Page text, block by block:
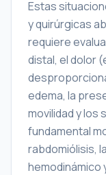
Estas
y quirúrgicas
requiere
distal, el dolor
edema, la
movilidad y los
fundamental
rabdomiólisis,
hemodinámico